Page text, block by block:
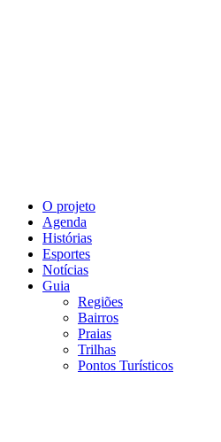
O projeto
Agenda
Histórias
Esportes
Notícias
Guia
Regiões
Bairros
Praias
Trilhas
Pontos Turísticos